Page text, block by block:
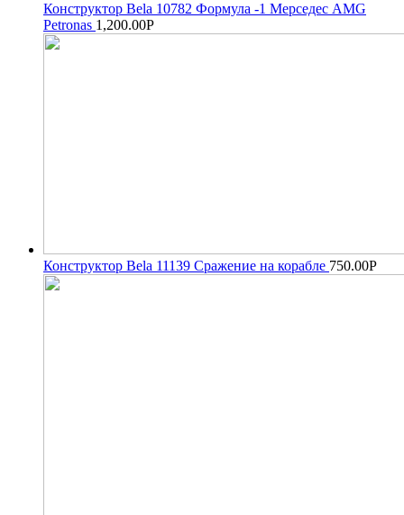
Конструктор Bela 10782 Формула -1 Мерседес AMG
Petronas 1,200.00Р
Конструктор Bela 11139 Сражение на корабле 750.00Р